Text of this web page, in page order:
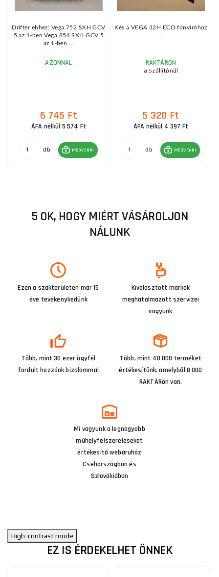
Drifter ehhez: Vega 752 SXH GCV
5 az 1-ben Vega 854 SXH GCV 5
az 1-ben ...
AZONNAL
6 745 Ft
ÁFA nélkül 5 574 Ft
db MEGVENNI
Kés a VEGA 32H ECO fűnyíróhoz
RAKTÁRON
a szállítónál
5 320 Ft
ÁFA nélkül 4 397 Ft
db MEGVENNI
5 OK, HOGY MIÉRT VÁSÁROLJON
NÁLUNK
Ezen a szakterületen már 15
éve tevékenykedünk
Kiválasztott márkák
meghatalmazott szervizei
vagyunk
Több, mint 30 ezer ügyfél
fordult hozzánk bizalommal
Több, mint 40 000 terméket
értékesítünk, amelyből 8 000
RAKTÁRon van.
Mi vagyunk a legnagyobb
műhelyfelszereléseket
értékesítő webáruház
Csehországban és
Szlovákiában
High-contrast mode
EZ IS ÉRDEKELHET ÖNNEK